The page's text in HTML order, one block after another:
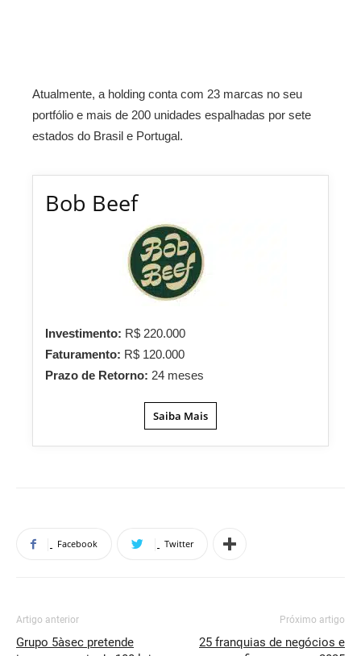
Atualmente, a holding conta com 23 marcas no seu
portfólio e mais de 200 unidades espalhadas por sete
estados do Brasil e Portugal.
Bob Beef
Investimento: R$ 220.000
Faturamento: R$ 120.000
Prazo de Retorno: 24 meses
Saiba Mais
Facebook Twitter
Artigo anterior
Grupo 5àsec pretende
Próximo artigo
25 franquias de negócios e